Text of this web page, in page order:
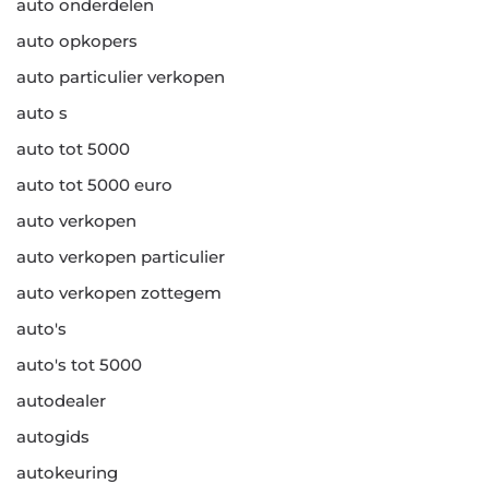
auto onderdelen
auto opkopers
auto particulier verkopen
auto s
auto tot 5000
auto tot 5000 euro
auto verkopen
auto verkopen particulier
auto verkopen zottegem
auto's
auto's tot 5000
autodealer
autogids
autokeuring